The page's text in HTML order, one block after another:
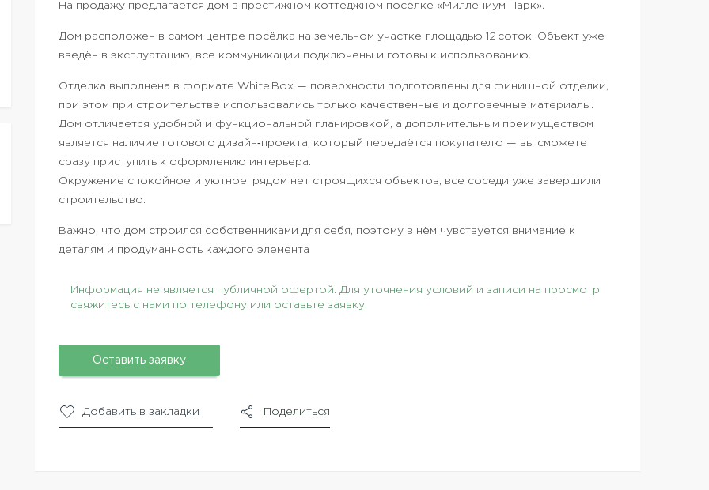
На продажу предлагается дом в престижном коттеджном посёлке «Миллениум Парк».
Дом расположен в самом центре посёлка на земельном участке площадью 12 соток. Объект уже
введён в эксплуатацию, все коммуникации подключены и готовы к использованию.
Отделка выполнена в формате White Box — поверхности подготовлены для финишной отделки,
при этом при строительстве использовались только качественные и долговечные материалы.
Дом отличается удобной и функциональной планировкой, а дополнительным преимуществом
является наличие готового дизайн‑проекта, который передаётся покупателю — вы сможете
сразу приступить к оформлению интерьера.
Окружение спокойное и уютное: рядом нет строящихся объектов, все соседи уже завершили
строительство.
Важно, что дом строился собственниками для себя, поэтому в нём чувствуется внимание к
деталям и продуманность каждого элемента
Информация не является публичной офертой. Для уточнения условий и записи на просмотр
свяжитесь с нами по телефону или оставьте заявку.
Оставить заявку
Добавить в закладки Поделиться